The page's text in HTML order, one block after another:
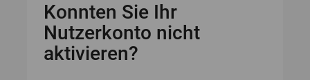
Konnten Sie Ihr
Nutzerkonto nicht
aktivieren?